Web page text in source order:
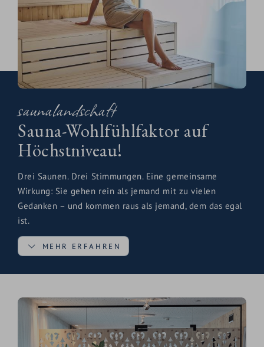
und erleben Sie, wie sich echter Ausgleich anfühlt.
saunalandschaft
Sauna-Wohlfühlfaktor auf
Höchstniveau!
Drei Saunen. Drei Stimmungen. Eine gemeinsame
Wirkung: Sie gehen rein als jemand mit zu vielen
Gedanken – und kommen raus als jemand, dem das egal
ist.
MEHR ERFAHREN
Aufgüsse mit regionalen Kräutern. Die Finnische
Panoramasauna ist der Star: Hitze, Stille und durch die
Panoramascheibe – die Berge. Im Sommer grün und